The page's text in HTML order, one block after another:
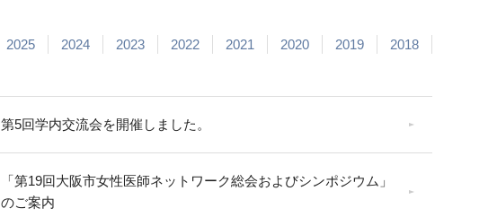
2025 2024 2023 2022 2021 2020 2019 2018
第5回学内交流会を開催しました。
「第19回大阪市女性医師ネットワーク総会およびシンポジウム」
のご案内